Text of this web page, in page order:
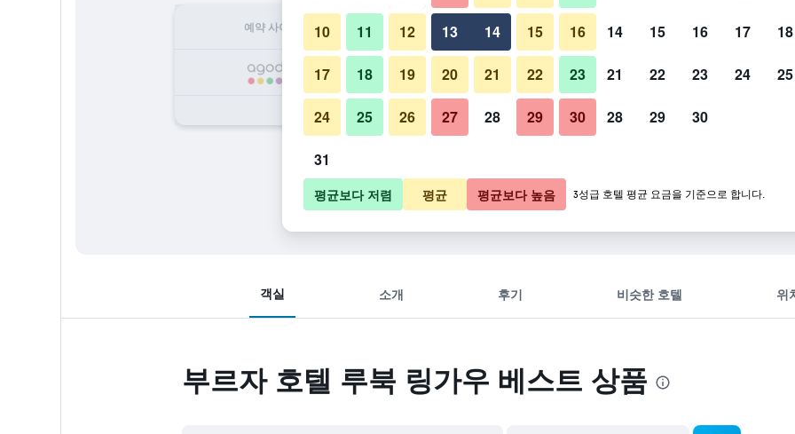
예약 사이트 1박당 총액
25,040원 바로 예약
객실 소개 후기 비슷한 호텔 위
부르자 호텔 루북 링가우 베스트 상품
10 11 12 13 14 15 16
17 18 19 20 21 22 23
24 25 26 27 28 29 30
31
14 15 16 17 18
21 22 23 24 25
28 29 30
평균보다 저렴 평균 평균보다 높음 3성급 호텔 평균 요금을 기준으로 합니다.